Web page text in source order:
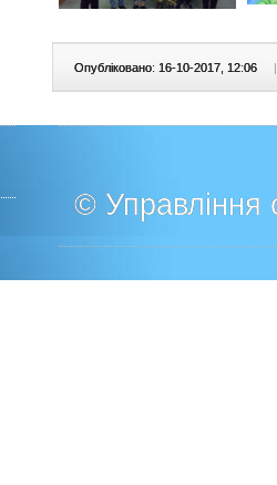
Опубліковано: 16-10-2017, 12:06 |
© Управління